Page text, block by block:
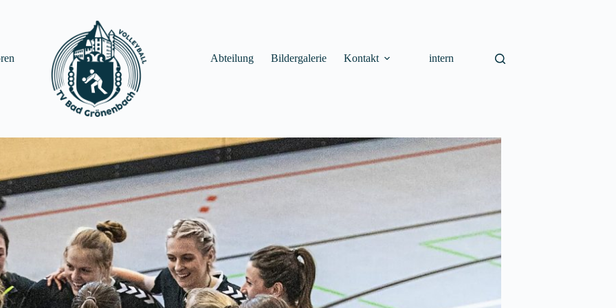
Abteilung Bildergalerie Kontakt intern